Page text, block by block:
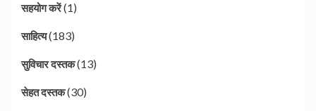
सहयोग करें(1)
साहित्य(183)
सुविचार दस्तक(13)
सेहत दस्तक(30)